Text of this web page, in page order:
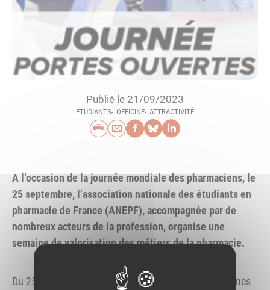
Publié le 21/09/2023
ETUDIANTS OFFICINE ATTRACTIVITÉ
Imprimer
Envoyer par e-mail
Partager sur
Partager sur
Partager sur
A l’occasion de la journée mondiale des pharmaciens, le
25 septembre, l’association nationale des étudiants en
pharmacie de France (ANEPF), accompagnée par de
nombreux acteurs de la profession, organise une
semaine de valorisation des métiers de la pharmacie.
Du 25 au 29
septembre 2023, l’ANEPF invite les officines